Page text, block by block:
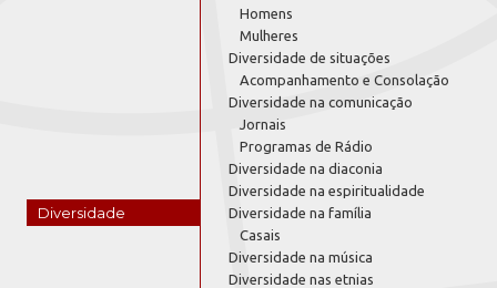
Diversidade
Homens
Mulheres
Diversidade de situações
Acompanhamento e Consolação
Diversidade na comunicação
Jornais
Programas de Rádio
Diversidade na diaconia
Diversidade na espiritualidade
Diversidade na família
Casais
Diversidade na música
Diversidade nas etnias